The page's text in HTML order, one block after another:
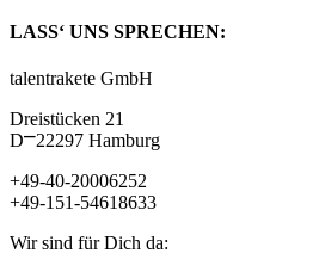
LASS‘ UNS SPRECHEN:
talentrakete GmbH
Dreistücken 21
D⎻22297 Hamburg
+49-40-20006252
+49-151-54618633
Wir sind für Dich da: